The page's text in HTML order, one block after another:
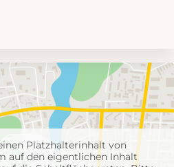
Platzhalterinhalt von
auf den eigentlichen Inhalt